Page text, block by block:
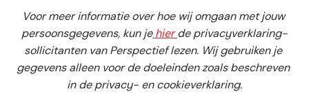
Voor meer informatie over hoe wij omgaan met jouw
persoonsgegevens, kun je hier de privacyverklaring-
sollicitanten van Perspectief lezen. Wij gebruiken je
gegevens alleen voor de doeleinden zoals beschreven
in de privacy- en cookieverklaring.